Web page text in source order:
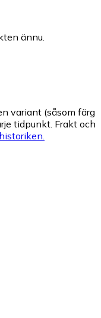
ännu.
variant (såsom färg
tidpunkt. Frakt och